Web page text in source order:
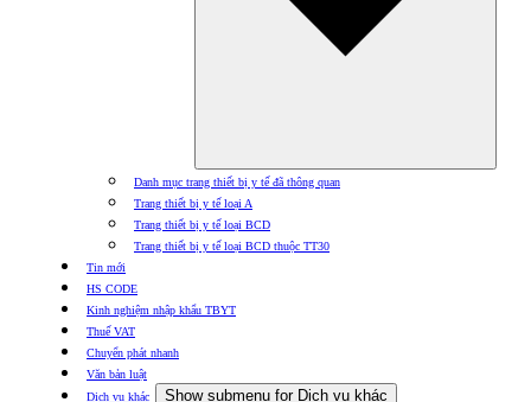
Danh mục trang thiết bị y tế đã thông quan
Trang thiết bị y tế loại A
Trang thiết bị y tế loại BCD
Trang thiết bị y tế loại BCD thuộc TT30
Tin mới
HS CODE
Kinh nghiệm nhập khẩu TBYT
Thuế VAT
Chuyển phát nhanh
Văn bản luật
Dịch vụ khác
Show submenu for Dịch vụ khác